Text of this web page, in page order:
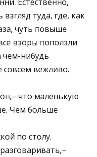
туда, где, как
чуть повыше
взоры поползли
чем-нибудь
вежливо.
что маленькую
Чем больше
по столу.